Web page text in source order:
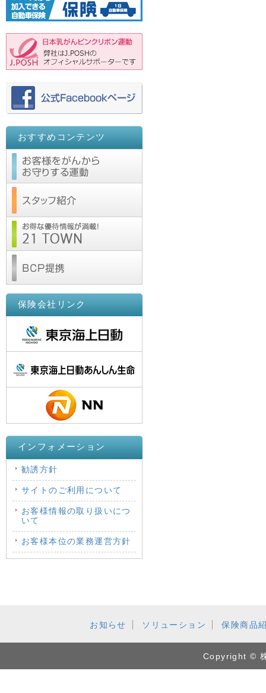
おすすめコンテンツ
保険会社リンク
インフォメーション
勧誘方針
サイトのご利用について
お客様情報の取り扱いにつ
いて
お客様本位の業務運営方針
お知らせ ソリューション 保険商品
Copyright ©